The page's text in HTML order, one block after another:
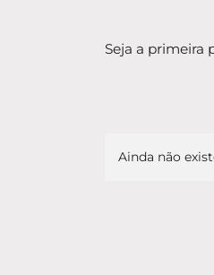
Seja a primeira
Ainda não